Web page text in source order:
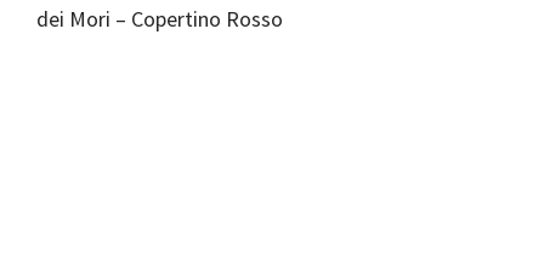
dei Mori – Copertino Rosso